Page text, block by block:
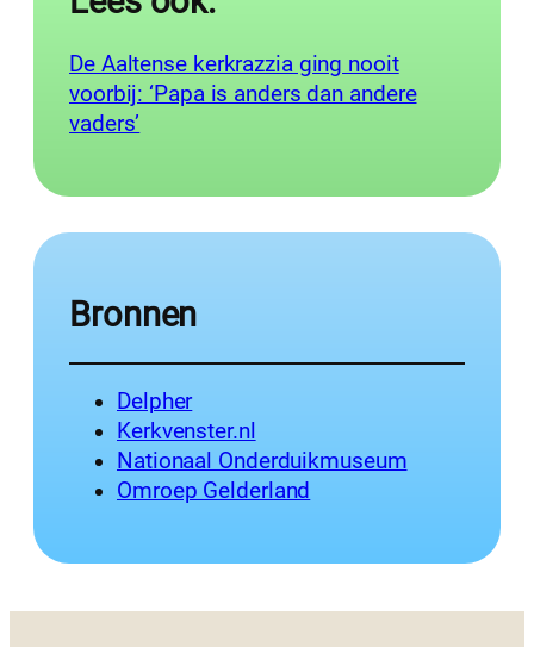
De Aaltense kerkrazzia ging nooit
voorbij: ‘Papa is anders dan andere
vaders’
Bronnen
Delpher
Kerkvenster.nl
Nationaal Onderduikmuseum
Omroep Gelderland